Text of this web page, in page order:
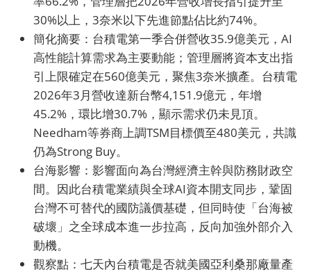
30%以上，3奈米以下先進節點佔比約74%。
簡化摘要：台積電第一季合併營收35.9億美元，AI
高性能計算需求為主要動能；管理層將資本支出指
引上限確定在560億美元，聚焦3奈米擴產。台積電
2026年3月營收達新台幣4,151.9億元，年增
45.2%，環比增30.7%，顯示需求仍未見頂。
Needham等券商上調TSM目標價至480美元，共識
仍為Strong Buy。
台海影響：影響面向為台灣經濟主幹與防務財政空
間。因此台積電業績與全球AI資本開支同步，鞏固
台灣不可替代的國防議價基礎，但同時使「台海被
破壞」之全球成本進一步拉高，反向加強外部介入
動機。
觀察點：七天內台積電是否就美國亞利桑那廠量產